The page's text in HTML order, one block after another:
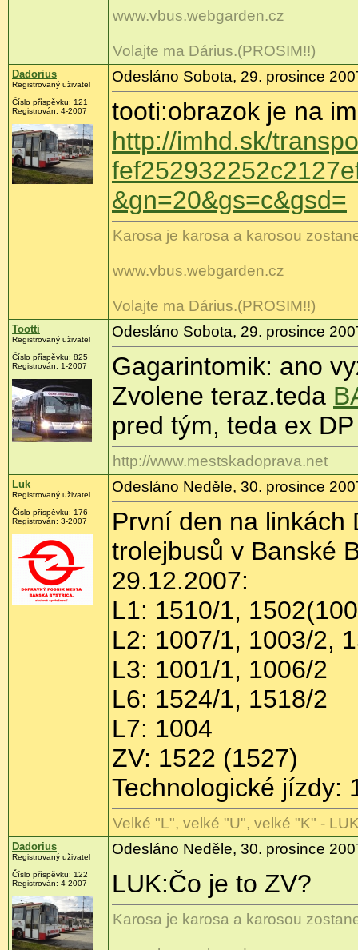
www.vbus.webgarden.cz
Volajte ma Dárius.(PROSIM!!)
Dadorius
Registrovaný uživatel
Číslo příspěvku: 121
Registrován: 4-2007
Odesláno Sobota, 29. prosince
tooti:obrazok je na
http://imhd.sk/
&gn=20&gs=c&gsd=
Karosa je karosa a karosou
www.vbus.webgarden.cz
Volajte ma Dárius.(PROSIM!!)
Tootti
Registrovaný uživatel
Číslo příspěvku: 825
Registrován: 1-2007
Odesláno Sobota, 29. prosince
Gagarintomik: ano
Zvolene teraz.teda
pred tým, teda ex
http://www.mestskadoprava.net
Luk
Registrovaný uživatel
Číslo příspěvku: 176
Registrován: 3-2007
Odesláno Neděle, 30. prosince
První den na linkách
trolejbusů v Banské
29.12.2007:
L1: 1510/1,
L2: 1007/1, 1003/2,
L3: 1001/1, 1006/2
L6: 1524/1, 1518/2
L7: 1004
ZV: 1522 (1527)
Technologické jízdy:
Velké "L", velké "U", velké "K" -
Dadorius
Registrovaný uživatel
Číslo příspěvku: 122
Registrován: 4-2007
Odesláno Neděle, 30. prosince
LUK:Čo je to ZV?
Karosa je karosa a karosou